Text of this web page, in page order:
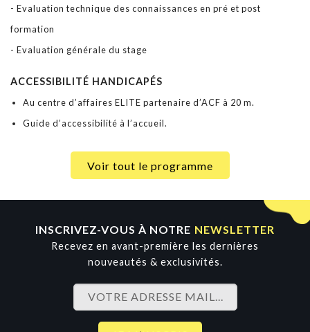
- Evaluation technique des connaissances en pré et post
formation
- Evaluation générale du stage
ACCESSIBILITÉ HANDICAPÉS
Au centre d’affaires ELITE partenaire d’ACF à 20 m.
Guide d’accessibilité à l’accueil.
Voir tout le programme
INSCRIVEZ-VOUS À NOTRE NEWSLETTER
Recevez en avant-première les dernières
nouveautés & exclusivités.